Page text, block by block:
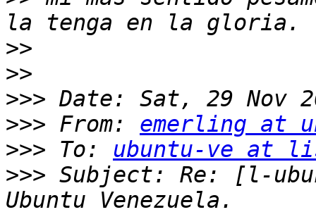
>>
>>
>>>
>>> From: emerling at
>>> To: ubuntu-ve at
>>> Subject: Re: [l-